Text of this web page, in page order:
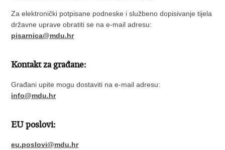
Za elektronički potpisane podneske i službeno dopisivanje tijela
državne uprave obratiti se na e-mail adresu:
pisarnica@mdu.hr
Kontakt za građane:
Građani upite mogu dostaviti na e-mail adresu:
info@mdu.hr
EU poslovi:
eu.poslovi@mdu.hr